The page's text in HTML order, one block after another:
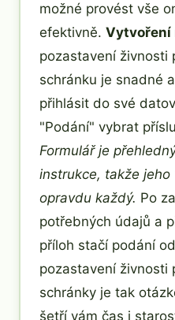
možné provést vše
efektivně. Vytvoření
pozastavení živnosti
schránku je snadné
přihlásit do své
"Podání" vybrat
Formulář je
instrukce, takže jeho
opravdu každý. Po
potřebných údajů a
příloh stačí podání
pozastavení živnosti
schránky je tak
šetří vám čas i